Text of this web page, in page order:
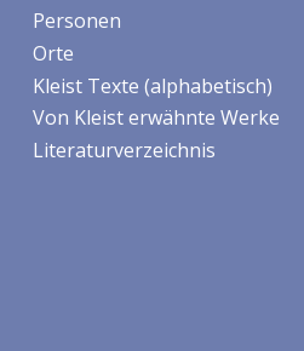
Personen
Orte
Kleist Texte (alphabetisch)
Von Kleist erwähnte Werke
Literaturverzeichnis